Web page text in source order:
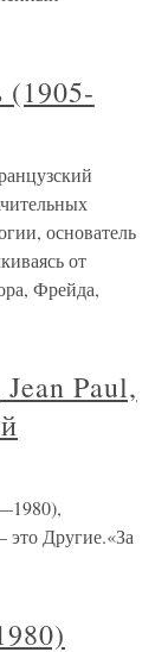
основатель
от
Фрейда,
Paul,
это Другие.«За